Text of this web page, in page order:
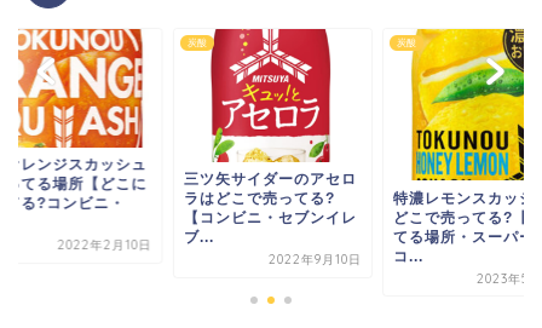
オレンジスカッシュ
ってる場所【どこに
てる?コンビニ・
2022年2月10日
炭酸
三ツ矢サイダーのアセロ
ラはどこで売ってる?
【コンビニ・セブンイレ
ブ...
2022年9月10日
炭酸
特濃レモンスカッシ
どこで売ってる?【
てる場所・スーパー
コ...
2023年5